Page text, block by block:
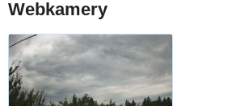
Webkamery